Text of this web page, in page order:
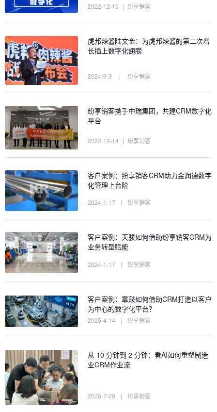
2022-12-15 | 纷享销客
虎邦辣酱陆文金：为虎邦辣酱的第二次增
长插上数字化翅膀
2024-9-3 | 纷享销客
纷享销客携手中瑞集团，共建CRM数字化
平台
2022-12-14 | 纷享销客
客户案例：纷享销客CRM助力金润德数字
化管理上台阶
2024-1-17 | 纷享销客
客户案例：天骏如何借助纷享销客CRM为
业务转型赋能
2024-1-17 | 纷享销客
客户案例：章鼓如何借助CRM打造以客户
为中心的数字化平台？
2025-4-14 | 纷享销客
从 10 分钟到 2 分钟：看AI如何重塑制造
业CRM作业流
2026-7-29 | 纷享销客